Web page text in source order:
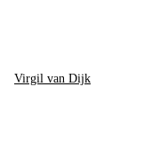
Virgil van Dijk